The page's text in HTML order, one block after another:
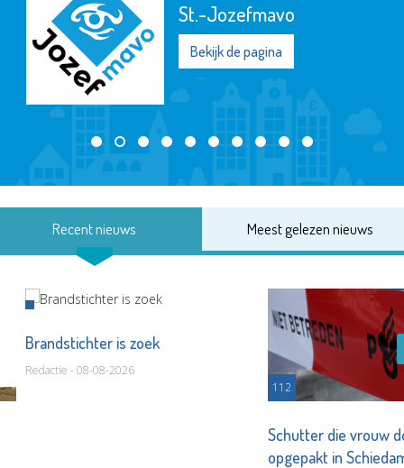
St.-Jozefmavo
Bekijk de pagina
Recent nieuws Meest gelezen nieuws
Brandstichter is zoek
Redactie - 08-08-2026
112
Schutter die vrouw
opgepakt in